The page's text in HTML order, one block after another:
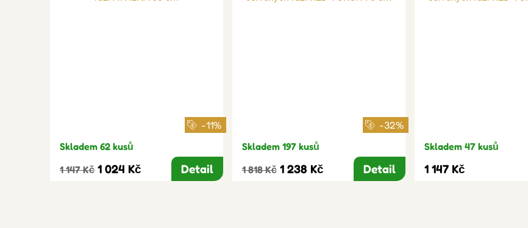
-11%
Skladem 62 kusů
1 147 Kč 1 024 Kč Detail
-32%
Skladem 197 kusů
1 818 Kč 1 238 Kč Detail
Skladem 47 kusů
1 147 Kč